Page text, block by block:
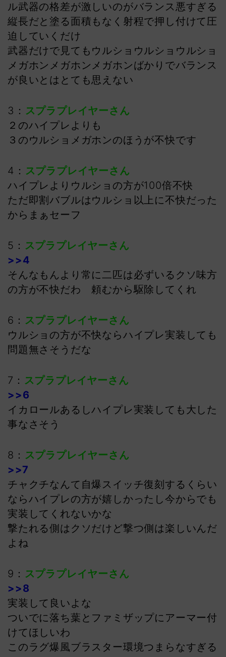
ル武器の格差が激しいのがバランス悪すぎる
縦長だと塗る面積もなく射程で押し付けて圧
迫していくだけ
武器だけで見てもウルショウルショウルショ
メガホンメガホンメガホンばかりでバランス
が良いとはとても思えない
3： スプラプレイヤーさん
２のハイプレよりも
３のウルショメガホンのほうが不快です
4： スプラプレイヤーさん
ハイプレよりウルショの方が100倍不快
ただ即割バブルはウルショ以上に不快だった
からまぁセーフ
5： スプラプレイヤーさん
>>4
そんなもんより常に二匹は必ずいるクソ味方
の方が不快だわ 頼むから駆除してくれ
6： スプラプレイヤーさん
ウルショの方が不快ならハイプレ実装しても
問題無さそうだな
7： スプラプレイヤーさん
>>6
イカロールあるしハイプレ実装しても大した
事なさそう
8： スプラプレイヤーさん
>>7
チャクチなんて自爆スイッチ復刻するくらい
ならハイプレの方が嬉しかったし今からでも
実装してくれないかな
撃たれる側はクソだけど撃つ側は楽しいんだ
よね
9： スプラプレイヤーさん
>>8
実装して良いよな
ついでに落ち葉とファミザップにアーマー付
けてほしいわ
このラグ爆風ブラスター環境つまらなすぎる